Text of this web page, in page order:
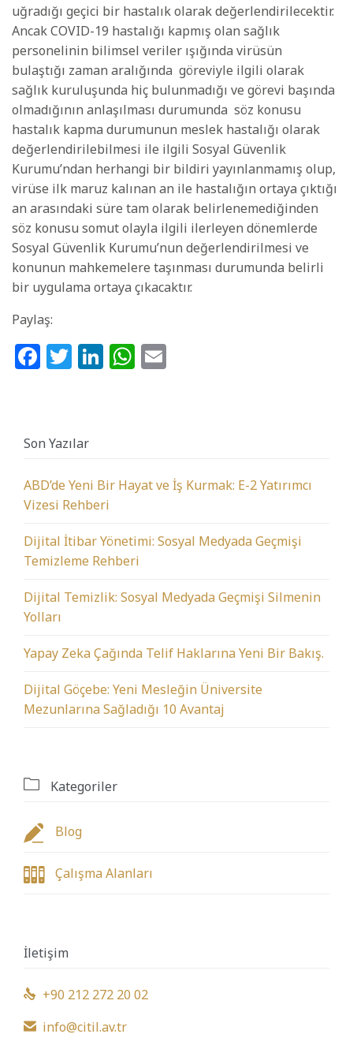
uğradığı geçici bir hastalık olarak değerlendirilecektir.
Ancak COVID-19 hastalığı kapmış olan sağlık
personelinin bilimsel veriler ışığında virüsün
bulaştığı zaman aralığında göreviyle ilgili olarak
sağlık kuruluşunda hiç bulunmadığı ve görevi başında
olmadığının anlaşılması durumunda söz konusu
hastalık kapma durumunun meslek hastalığı olarak
değerlendirilebilmesi ile ilgili Sosyal Güvenlik
Kurumu’ndan herhangi bir bildiri yayınlanmamış olup,
virüse ilk maruz kalınan an ile hastalığın ortaya çıktığı
an arasındaki süre tam olarak belirlenemediğinden
söz konusu somut olayla ilgili ilerleyen dönemlerde
Sosyal Güvenlik Kurumu’nun değerlendirilmesi ve
konunun mahkemelere taşınması durumunda belirli
bir uygulama ortaya çıkacaktır.
Paylaş:
Facebook
Twitter
LinkedIn
WhatsApp
Son Yazılar
ABD’de Yeni Bir Hayat ve İş Kurmak: E-2 Yatırımcı
Vizesi Rehberi
Dijital İtibar Yönetimi: Sosyal Medyada Geçmişi
Temizleme Rehberi
Dijital Temizlik: Sosyal Medyada Geçmişi Silmenin
Yolları
Yapay Zeka Çağında Telif Haklarına Yeni Bir Bakış.
Dijital Göçebe: Yeni Mesleğin Üniversite
Mezunlarına Sağladığı 10 Avantaj
 Kategoriler
 Blog
 Çalışma Alanları
İletişim
 +90 212 272 20 02
 info@citil.av.tr